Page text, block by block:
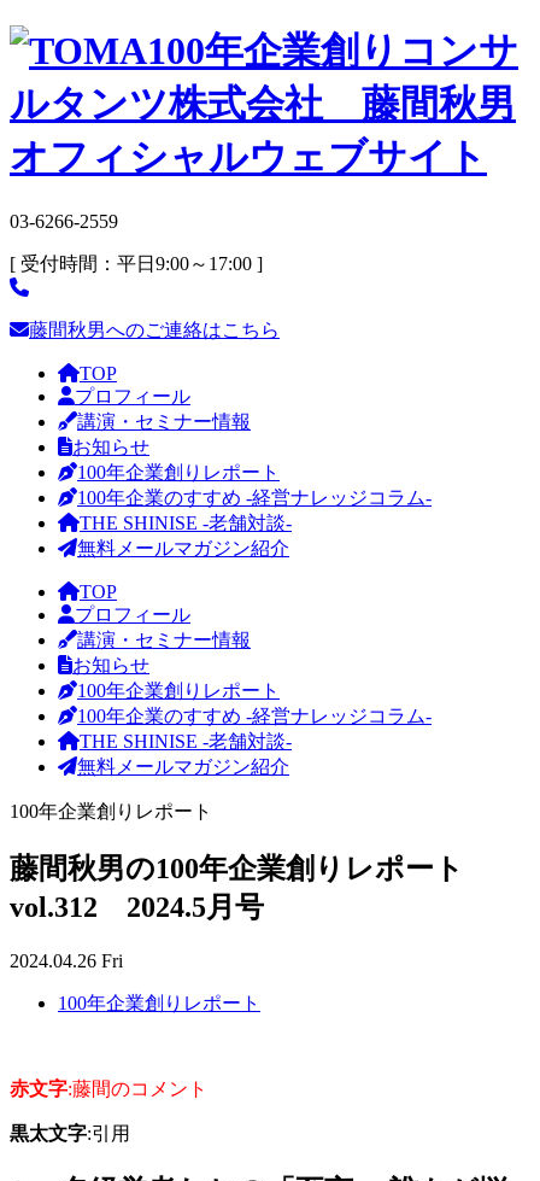
03-6266-2559
[ 受付時間：平日9:00～17:00 ]
藤間秋男へのご連絡はこちら
TOP
プロフィール
講演・セミナー情報
お知らせ
100年企業創りレポート
100年企業のすすめ -経営ナレッジコラム-
THE SHINISE -老舗対談-
無料メールマガジン紹介
TOP
プロフィール
講演・セミナー情報
お知らせ
100年企業創りレポート
100年企業のすすめ -経営ナレッジコラム-
THE SHINISE -老舗対談-
無料メールマガジン紹介
100年企業創りレポート
藤間秋男の100年企業創りレポート
vol.312 2024.5月号
2024.04.26 Fri
100年企業創りレポート
赤文字:藤間のコメント
黒太文字:引用